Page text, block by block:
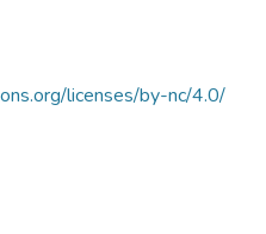
licenses/by-nc/4.0/